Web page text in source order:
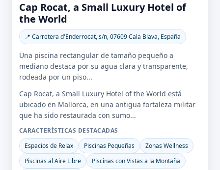
Cap Rocat, a Small Luxury Hotel of
the World
📍 Carretera d'Enderrocat, s/n, 07609 Cala Blava, España
Una piscina rectangular de tamaño pequeño a
mediano destaca por su agua clara y transparente,
rodeada por un piso...
Cap Rocat, a Small Luxury Hotel of the World está
ubicado en Mallorca, en una antigua fortaleza militar
que ha sido restaurada con sumo...
CARACTERÍSTICAS DESTACADAS
Espacios de Relax
Piscinas Pequeñas
Zonas Wellness
Piscinas al Aire Libre
Piscinas con Vistas a la Montaña